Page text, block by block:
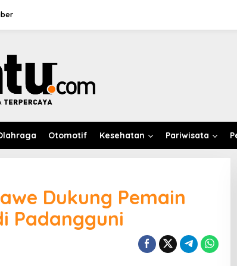
Otomotif Kesehatan Pariwisata
Dukung Pemain
Padangguni